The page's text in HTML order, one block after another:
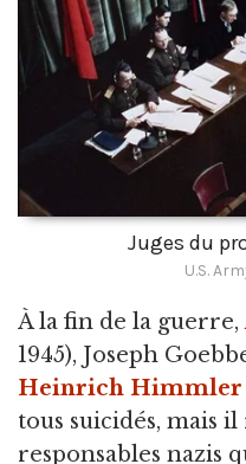
Juges du
U.S.
À la fin de la guerre,
1945), Joseph
Heinrich Himmler
tous suicidés, mais
responsables nazis